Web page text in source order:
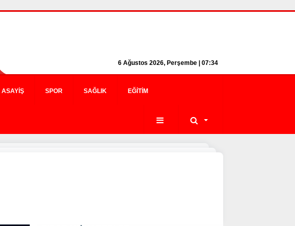
6 Ağustos 2026, Perşembe | 07:34
ASAYIŞ SPOR SAĞLIK EĞITIM